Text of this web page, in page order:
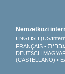
Nemzetközi
ENGLISH (US/
FRANÇAIS
DEUTSCH MAGYAR
(CASTELLANO)